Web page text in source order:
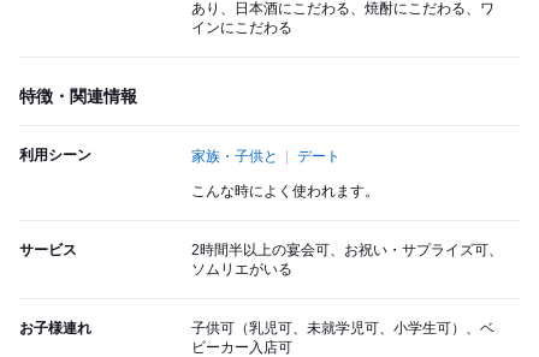
あり、日本酒にこだわる、焼酎にこだわる、ワ
インにこだわる
特徴・関連情報
利用シーン 家族・子供と デート
こんな時によく使われます。
サービス
2時間半以上の宴会可、お祝い・サプライズ可、
ソムリエがいる
お子様連れ
子供可（乳児可、未就学児可、小学生可）、ベ
ビーカー入店可